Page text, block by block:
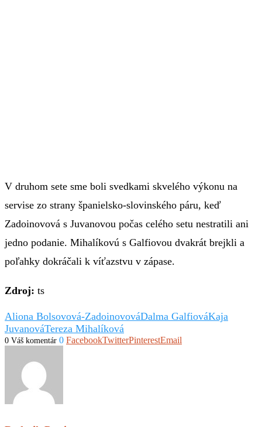
V druhom sete sme boli svedkami skvelého výkonu na
servise zo strany španielsko-slovinského páru, keď
Zadoinovová s Juvanovou počas celého setu nestratili ani
jedno podanie. Mihalíkovú s Galfiovou dvakrát brejkli a
poľahky dokráčali k víťazstvu v zápase.
Zdroj: ts
Aliona Bolsovová-ZadoinovováDalma GalfiováKaja
JuvanováTereza Mihalíková
0 Váš komentár 0 FacebookTwitterPinterestEmail